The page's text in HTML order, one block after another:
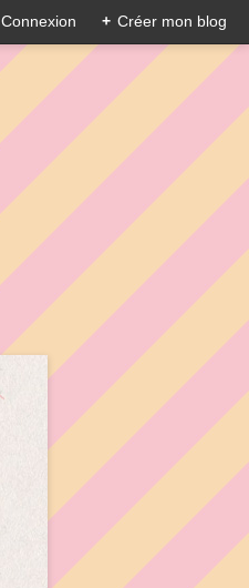
Connexion + Créer mon blog